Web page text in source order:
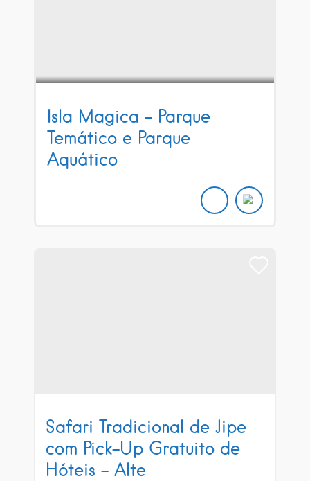
Isla Magica – Parque
Temático e Parque
Aquático
Safari Tradicional de Jipe
com Pick-Up Gratuito de
Hóteis – Alte